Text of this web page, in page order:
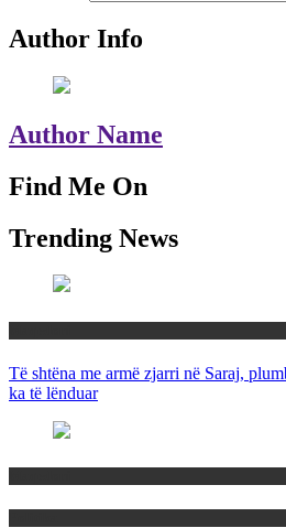
Author Info
Author Name
Find Me On
Trending News
Të shtëna me armë zjarri në Saraj,
ka të lënduar